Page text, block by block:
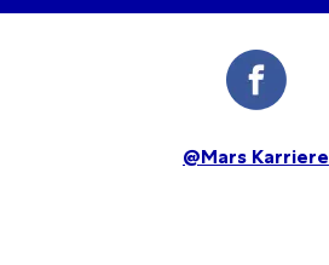
@Mars Karriere